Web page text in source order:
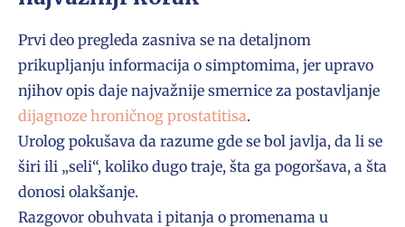
Prvi deo pregleda zasniva se na detaljnom
prikupljanju informacija o simptomima, jer upravo
njihov opis daje najvažnije smernice za postavljanje
dijagnoze hroničnog prostatitisa.
Urolog pokušava da razume gde se bol javlja, da li se
širi ili „seli“, koliko dugo traje, šta ga pogoršava, a šta
donosi olakšanje.
Razgovor obuhvata i pitanja o promenama u